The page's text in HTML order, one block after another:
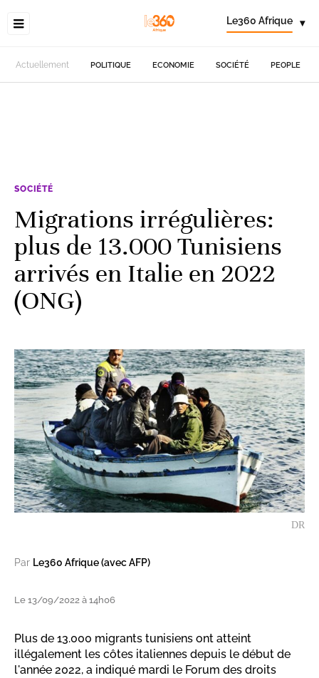
Le360 Afrique ▾
Actuellement POLITIQUE ECONOMIE SOCIÉTÉ PEOPLE
SOCIÉTÉ
Migrations irrégulières:
plus de 13.000 Tunisiens
arrivés en Italie en 2022
(ONG)
DR
Par Le360 Afrique (avec AFP)
Le 13/09/2022 à 14h06
Plus de 13.000 migrants tunisiens ont atteint
illégalement les côtes italiennes depuis le début de
l'année 2022, a indiqué mardi le Forum des droits